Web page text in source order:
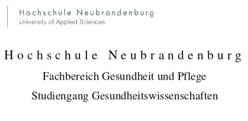
Hochschule Neubrandenburg
Fachbereich Gesundheit und Pflege
Studiengang Gesundheitswissenschaften